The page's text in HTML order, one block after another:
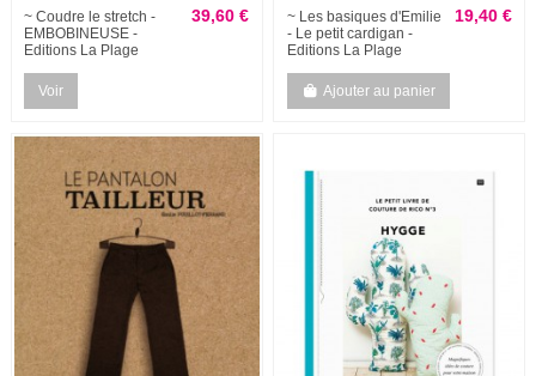
~ Coudre le stretch -
EMBOBINEUSE -
Editions La Plage
39,60 €
Voir
~ Les basiques d'Emilie
- Le petit cardigan -
Editions La Plage
19,40 €
Ajouter au panier